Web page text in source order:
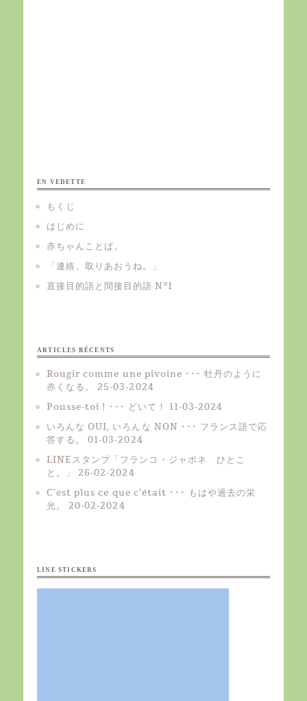
EN VEDETTE
もくじ
はじめに
赤ちゃんことば。
「連絡、取りあおうね。」
直接目的語と間接目的語 Nº1
ARTICLES RÉCENTS
Rougir comme une pivoine ･･･ 牡丹のように
赤くなる。
25-03-2024
Pousse-toi ! ･･･ どいて！
11-03-2024
いろんな OUI, いろんな NON ･･･ フランス語で応
答する。
01-03-2024
LINEスタンプ「フランコ・ジャポネ ひとこ
と。」
26-02-2024
C’est plus ce que c’était ･･･ もはや過去の栄
光。
20-02-2024
LINE STICKERS